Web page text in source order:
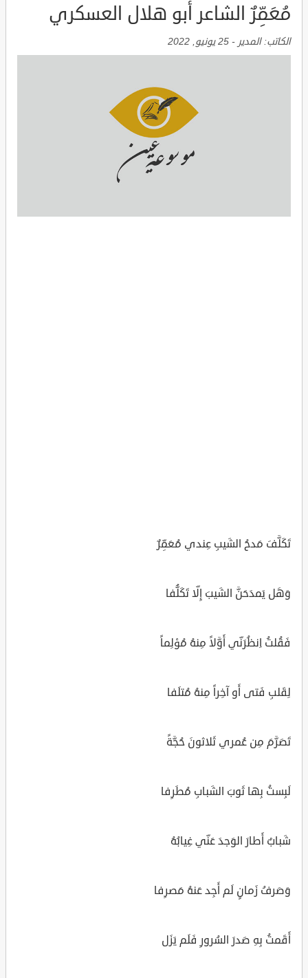
مُعَمِّرٌ الشاعر أبو هلال العسكري
الكاتب:المدير - 25 يونيو, 2022
تَكَلَّفَ مَدحُ الشَيبِ عِندي مُعَمِّرٌ
وَهَل يَمدَحَنَّ الشَيبَ إِلّا تَكَلُّفا
فَقُلتُ اِنظُرَنّي أَوَّلاً مِنهُ مُؤلِماً
لِقَلبِ فَتى أَو آخِراً مِنهُ مُتلَفا
تَصَرَّمَ مِن عُمري ثَلاثونَ حُجَّةً
لَبِستُ بِها ثَوبَ الشَبابِ مُطَرِفا
شَبابٌ أَطارَ الوَجدَ عَنّي غِيابُهُ
وَصَرفُ زَمانٍ لَم أَجِد عَنهُ مَصرِفا
أَقَمتُ بِهِ صَدرَ السُرورِ فَلَم يَزَل